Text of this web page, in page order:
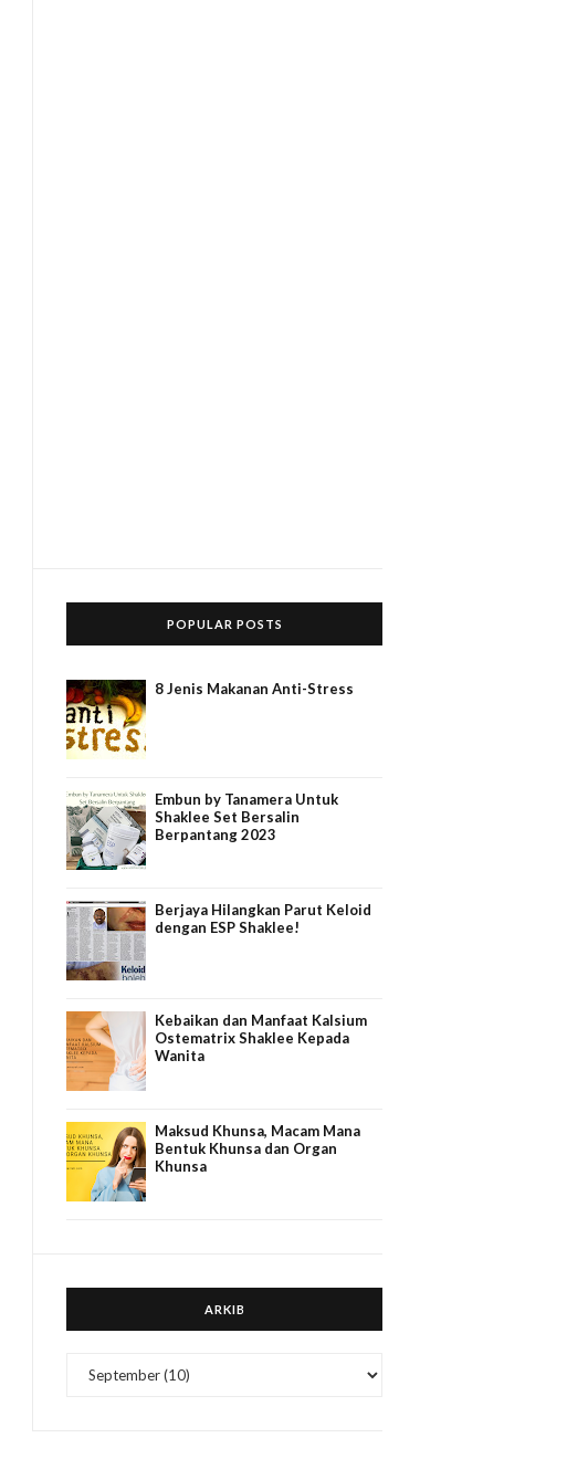
POPULAR POSTS
8 Jenis Makanan Anti-Stress
Embun by Tanamera Untuk
Shaklee Set Bersalin
Berpantang 2023
Berjaya Hilangkan Parut Keloid
dengan ESP Shaklee!
Kebaikan dan Manfaat Kalsium
Ostematrix Shaklee Kepada
Wanita
Maksud Khunsa, Macam Mana
Bentuk Khunsa dan Organ
Khunsa
ARKIB